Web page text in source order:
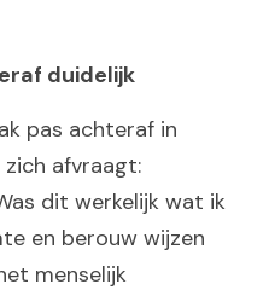
duidelijk
pas achteraf in
zich afvraagt:
dit werkelijk wat ik
en berouw wijzen
menselijk